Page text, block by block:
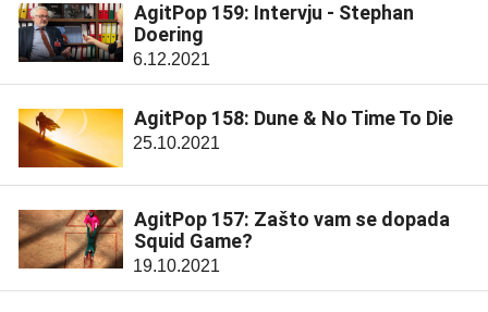
AgitPop 159: Intervju - Stephan
Doering
6.12.2021
AgitPop 158: Dune & No Time To Die
25.10.2021
AgitPop 157: Zašto vam se dopada
Squid Game?
19.10.2021